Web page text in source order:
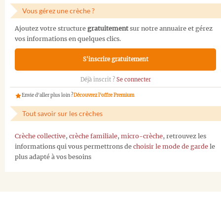
Vous gérez une crèche ?
Ajoutez votre structure gratuitementsur notre annuaire et gérez
vos informations en quelques clics.
S'inscrire gratuitement
Déjà inscrit ? Se connecter
Envie d'aller plus loin ?Découvrez l'offre Premium
Tout savoir sur les crèches
Crèche collective, crèche familiale, micro-crèche, retrouvez les
informations qui vous permettrons de choisir le mode de garde le
plus adapté à vos besoins